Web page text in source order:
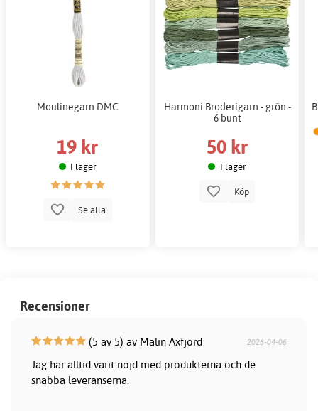
Moulinegarn DMC
19 kr
I lager
Se alla
Harmoni Broderigarn - grön -
6 bunt
50 kr
I lager
Köp
Recensioner
(5 av 5) av Malin Axfjord 2026-04-06
Jag har alltid varit nöjd med produkterna och de
snabba leveranserna.